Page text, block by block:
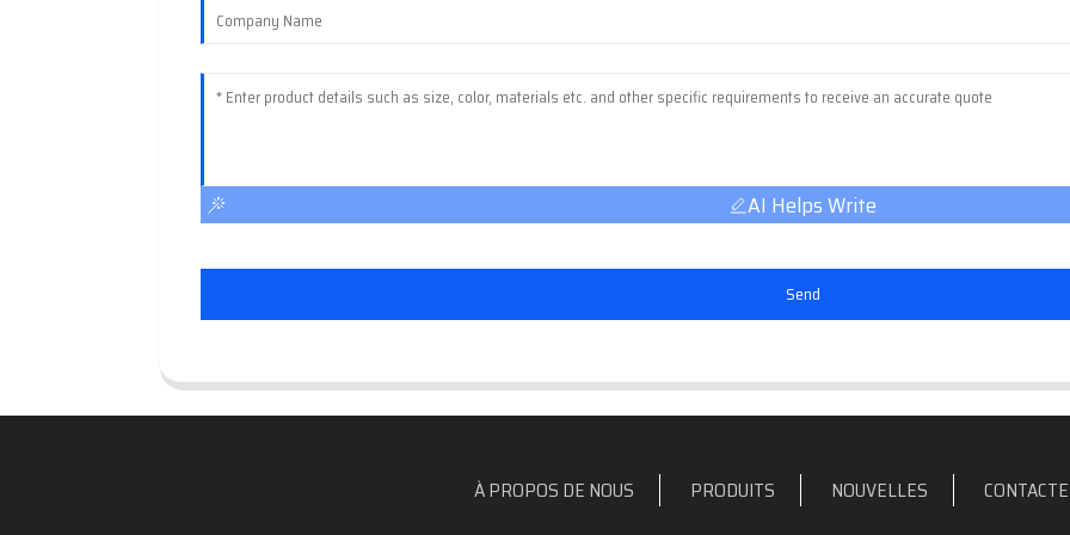
AI Helps Write
Send
À PROPOS DE NOUS PRODUITS NOUVELLES